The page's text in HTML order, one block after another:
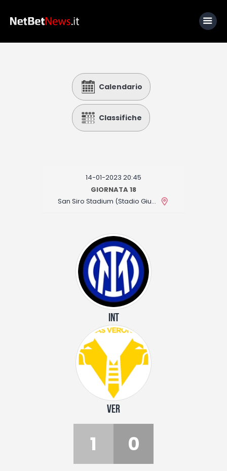
Calcio
Basket
Fantacalcio
I consigli di Giulia
Calendario
Classifiche
14-01-2023 20:45
GIORNATA 18
San Siro Stadium (Stadio Giuseppe Meazza)
INT
VER
1 0